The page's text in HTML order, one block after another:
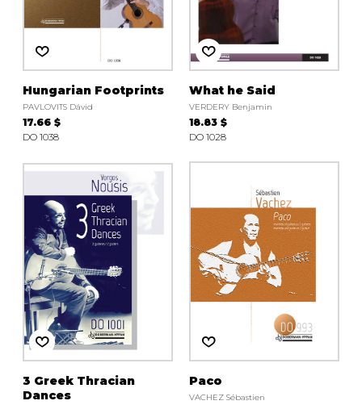
Hungarian Footprints
PAVLOVITS Dávid
17.66 $
DO 1038
What he Said
VERDERY Benjamin
18.83 $
DO 1028
3 Greek Thracian
Dances
Paco
VACHEZ Sébastien